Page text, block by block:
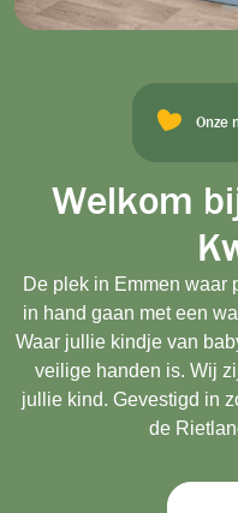
Onze
Welkom
De plek in Emmen waar
in hand gaan met een
Waar jullie kindje van
veilige handen is. Wij
jullie kind. Gevestigd in
de